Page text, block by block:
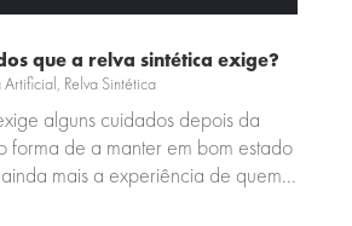
que a relva sintética exige?
Artificial, Relva Sintética
alguns cuidados depois da
forma de a manter em bom estado
mais a experiência de quem...